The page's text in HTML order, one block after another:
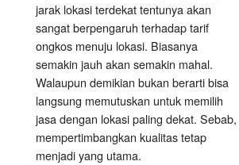
jarak lokasi terdekat tentunya akan
sangat berpengaruh terhadap tarif
ongkos menuju lokasi. Biasanya
semakin jauh akan semakin mahal.
Walaupun demikian bukan berarti bisa
langsung memutuskan untuk memilih
jasa dengan lokasi paling dekat. Sebab,
mempertimbangkan kualitas tetap
menjadi yang utama.